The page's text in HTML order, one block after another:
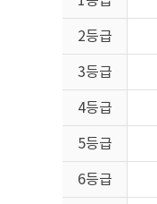
의
우
장
업
상
리
2등급
3등급
4등급
5등급
6등급